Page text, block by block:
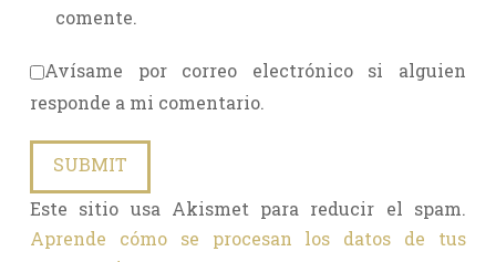
comente.
Avísame por correo electrónico si alguien
responde a mi comentario.
Este sitio usa Akismet para reducir el spam.
Aprende cómo se procesan los datos de tus